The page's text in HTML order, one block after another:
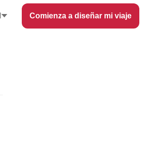
Comienza a diseñar mi viaje